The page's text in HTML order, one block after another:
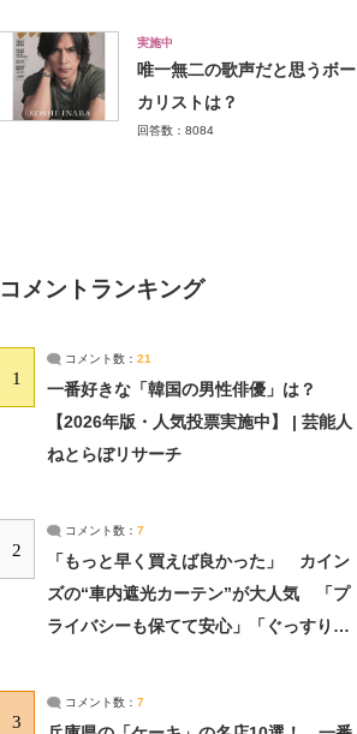
実施中
唯一無二の歌声だと思うボー
カリストは？
回答数：8084
コメントランキング
1
コメント数： 21
一番好きな「韓国の男性俳優」は？
【2026年版・人気投票実施中】 | 芸能人
ねとらぼリサーチ
2
コメント数： 7
「もっと早く買えば良かった」 カイン
ズの“車内遮光カーテン”が大人気 「プ
ライバシーも保てて安心」「ぐっすり眠
3
コメント数： 7